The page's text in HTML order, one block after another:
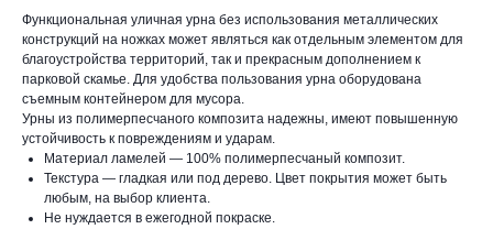
Функциональная уличная урна без использования металлических
конструкций на ножках может являться как отдельным элементом для
благоустройства территорий, так и прекрасным дополнением к
парковой скамье. Для удобства пользования урна оборудована
съемным контейнером для мусора.
Урны из полимерпесчаного композита надежны, имеют повышенную
устойчивость к повреждениям и ударам.
Материал ламелей — 100% полимерпесчаный композит.
Текстура — гладкая или под дерево. Цвет покрытия может быть
любым, на выбор клиента.
Не нуждается в ежегодной покраске.